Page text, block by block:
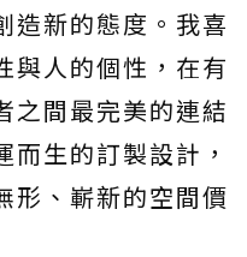
造新的態度。我喜
與人的個性，在有
之間最完美的連結
生的訂製設計，
形、嶄新的空間價